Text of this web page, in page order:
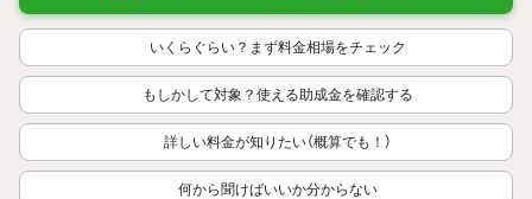
いくらぐらい？まず料金相場をチェック
もしかして対象？使える助成金を確認する
詳しい料金が知りたい（概算でも！）
何から聞けばいいか分からない